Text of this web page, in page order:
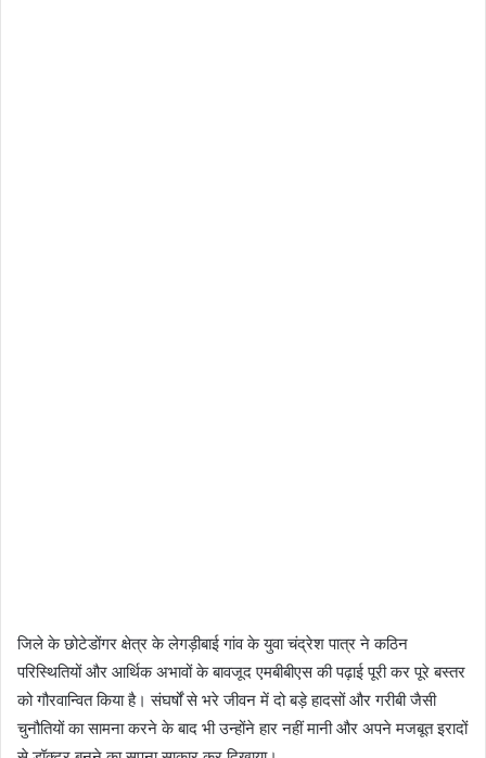
जिले के छोटेडोंगर क्षेत्र के लेगड़ीबाई गांव के युवा चंद्रेश पात्र ने कठिन
परिस्थितियों और आर्थिक अभावों के बावजूद एमबीबीएस की पढ़ाई पूरी कर पूरे बस्तर
को गौरवान्वित किया है। संघर्षों से भरे जीवन में दो बड़े हादसों और गरीबी जैसी
चुनौतियों का सामना करने के बाद भी उन्होंने हार नहीं मानी और अपने मजबूत इरादों